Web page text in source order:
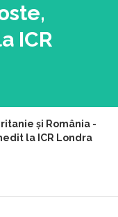
ICR
și România -
la ICR Londra